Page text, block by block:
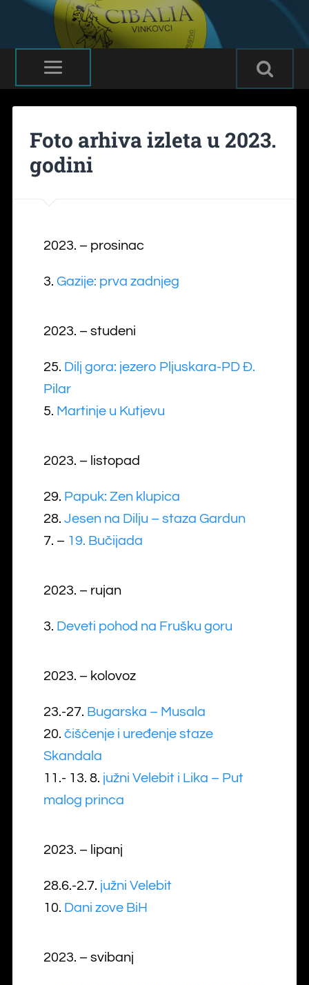
Foto arhiva izleta u 2023.
godini
2023. – prosinac
3. Gazije: prva zadnjeg
2023. – studeni
25. Dilj gora: jezero Pljuskara-PD Đ.
Pilar
5. Martinje u Kutjevu
2023. – listopad
29. Papuk: Zen klupica
28. Jesen na Dilju – staza Gardun
7. – 19. Bučijada
2023. – rujan
3. Deveti pohod na Frušku goru
2023. – kolovoz
23.-27. Bugarska – Musala
20. čišćenje i uređenje staze
Skandala
11.- 13. 8. južni Velebit i Lika – Put
malog princa
2023. – lipanj
28.6.-2.7. južni Velebit
10. Dani zove BiH
2023. – svibanj